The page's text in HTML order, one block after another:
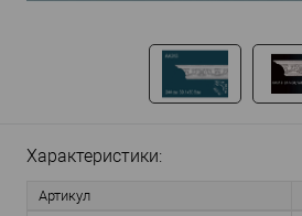
Характеристики:
Артикул